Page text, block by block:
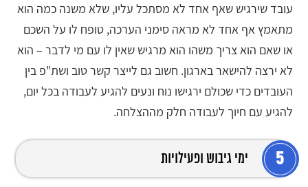
עובד שירגיש שאף אחד לא מסתכל עליו, שלא משנה כמה הוא
מתאמץ אף אחד לא מראה סימני הערכה, טופח לו על השכם
או שאם הוא צריך משהו הוא מרגיש שאין לו עם מי לדבר – הוא
לא ירצה להישאר בארגון. חשוב גם לייצר קשר טוב ושת"פ בין
העובדים כדי שכולם ירגישו נוח ונעים להגיע לעבודה בכל יום,
להגיע עם חיוך לעבודה חלק מההצלחה.
5 ימי גיבוש ופעילויות